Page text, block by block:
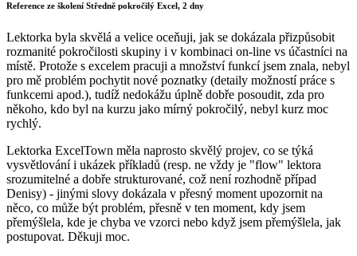
Reference ze školení Středně pokročilý Excel, 2 dny
Lektorka byla skvělá a velice oceňuji, jak se dokázala přizpůsobit
rozmanité pokročilosti skupiny i v kombinaci on-line vs účastníci na
místě. Protože s excelem pracuji a množství funkcí jsem znala, nebyl
pro mě problém pochytit nové poznatky (detaily možností práce s
funkcemi apod.), tudíž nedokážu úplně dobře posoudit, zda pro
někoho, kdo byl na kurzu jako mírný pokročilý, nebyl kurz moc
rychlý.
Lektorka ExcelTown měla naprosto skvělý projev, co se týká
vysvětlování i ukázek příkladů (resp. ne vždy je "flow" lektora
srozumitelné a dobře strukturované, což není rozhodně případ
Denisy) - jinými slovy dokázala v přesný moment upozornit na
něco, co může být problém, přesně v ten moment, kdy jsem
přemýšlela, kde je chyba ve vzorci nebo když jsem přemýšlela, jak
postupovat. Děkuji moc.